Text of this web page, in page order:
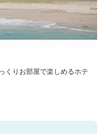
くりお部屋で楽しめるホテ